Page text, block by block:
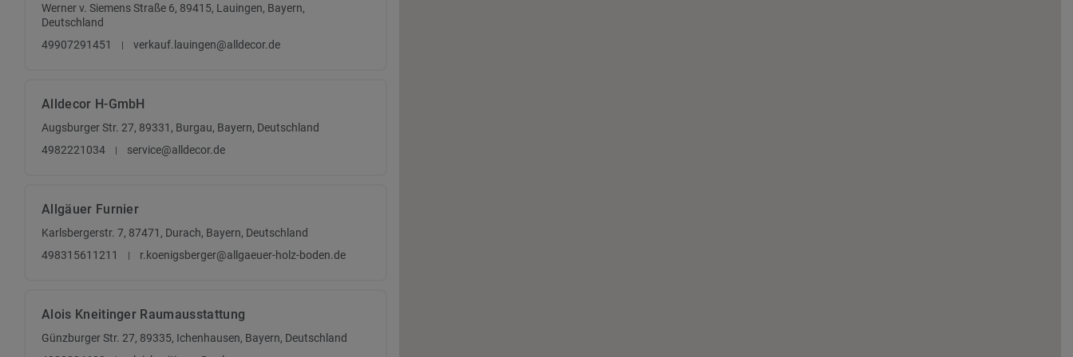
Werner v. Siemens Straße 6, 89415, Lauingen, Bayern,
Deutschland
49907291451
verkauf.lauingen@alldecor.de
Alldecor H-GmbH
Augsburger Str. 27, 89331, Burgau, Bayern, Deutschland
4982221034
service@alldecor.de
Allgäuer Furnier
Karlsbergerstr. 7, 87471, Durach, Bayern, Deutschland
498315611211
r.koenigsberger@allgaeuer-holz-boden.de
Alois Kneitinger Raumausstattung
Günzburger Str. 27, 89335, Ichenhausen, Bayern, Deutschland